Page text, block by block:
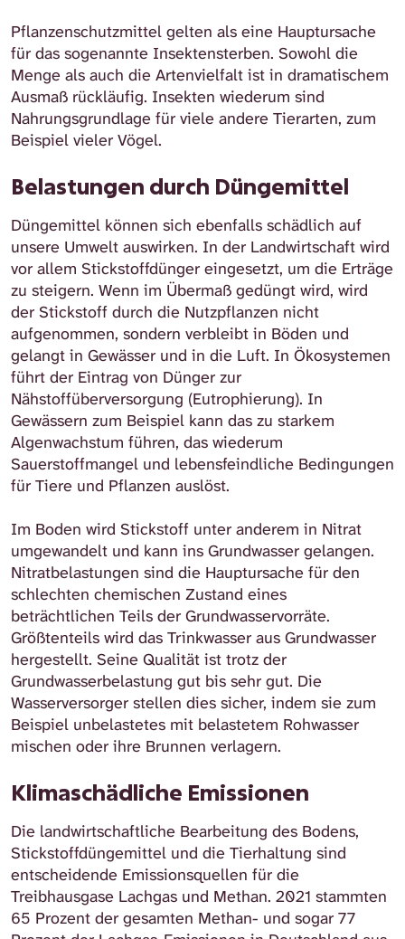
Pflanzenschutzmittel gelten als eine Hauptursache
für das sogenannte Insektensterben. Sowohl die
Menge als auch die Artenvielfalt ist in dramatischem
Ausmaß rückläufig. Insekten wiederum sind
Nahrungsgrundlage für viele andere Tierarten, zum
Beispiel vieler Vögel.
Belastungen durch Düngemittel
Düngemittel können sich ebenfalls schädlich auf
unsere Umwelt auswirken. In der Landwirtschaft wird
vor allem Stickstoffdünger eingesetzt, um die Erträge
zu steigern. Wenn im Übermaß gedüngt wird, wird
der Stickstoff durch die Nutzpflanzen nicht
aufgenommen, sondern verbleibt in Böden und
gelangt in Gewässer und in die Luft. In Ökosystemen
führt der Eintrag von Dünger zur
Nähstoffüberversorgung (Eutrophierung). In
Gewässern zum Beispiel kann das zu starkem
Algenwachstum führen, das wiederum
Sauerstoffmangel und lebensfeindliche Bedingungen
für Tiere und Pflanzen auslöst.
Im Boden wird Stickstoff unter anderem in Nitrat
umgewandelt und kann ins Grundwasser gelangen.
Nitratbelastungen sind die Hauptursache für den
schlechten chemischen Zustand eines
beträchtlichen Teils der Grundwasservorräte.
Größtenteils wird das Trinkwasser aus Grundwasser
hergestellt. Seine Qualität ist trotz der
Grundwasserbelastung gut bis sehr gut. Die
Wasserversorger stellen dies sicher, indem sie zum
Beispiel unbelastetes mit belastetem Rohwasser
mischen oder ihre Brunnen verlagern.
Klimaschädliche Emissionen
Die landwirtschaftliche Bearbeitung des Bodens,
Stickstoffdüngemittel und die Tierhaltung sind
entscheidende Emissionsquellen für die
Treibhausgase Lachgas und Methan. 2021 stammten
65 Prozent der gesamten Methan- und sogar 77